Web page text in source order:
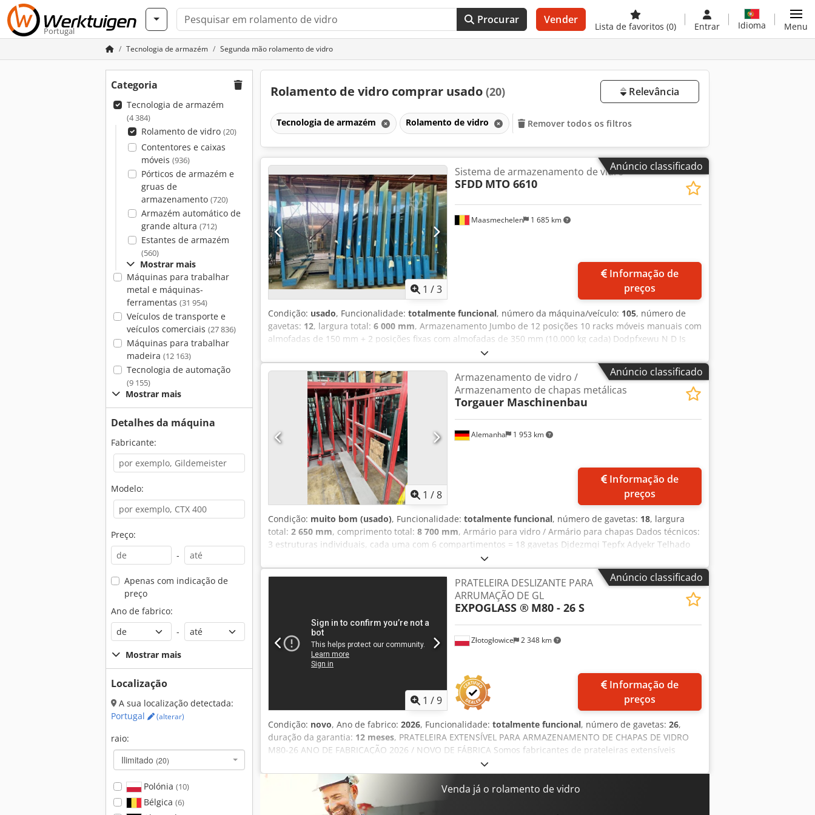
Portugal
Procurar Vender
Lista de favoritos (0) Entrar Idioma Menu
Tecnologia de armazém Segunda mão rolamento de vidro
Categoria
Tecnologia de armazém
(4 384)
Rolamento de vidro (20)
Contentores e caixas
móveis (936)
Pórticos de armazém e
gruas de
armazenamento (720)
Armazém automático de
grande altura (712)
Estantes de armazém
(560)
Mostrar mais
Máquinas para trabalhar
metal e máquinas-
ferramentas (31 954)
Veículos de transporte e
veículos comerciais (27 836)
Máquinas para trabalhar
madeira (12 163)
Tecnologia de automação
(9 155)
Mostrar mais
Detalhes da máquina
Fabricante:
Modelo:
Preço:
-
Apenas com indicação de
preço
Ano de fabrico:
-
Mostrar mais
Localização
A sua localização detectada:
Portugal
(alterar)
raio:
Ilimitado (20)
Polónia (10)
Bélgica (6)
Rolamento de vidro comprar usado (20) Relevância
Tecnologia de armazém Rolamento de vidro Remover todos os filtros
Anúncio classificado
1 /3
Maasmechelen 1 685 km
Sistema de armazenamento de vidro
SFDD MTO 6610
preços
Condição: usado, Funcionalidade: totalmente funcional, número da máquina/veículo: 105, número de
gavetas: 12, largura total: 6 000 mm, Armazenamento Jumbo de 12 posições 10 racks móveis manuais com
almofadas de 150 mm + 2 posições fixas com almofadas de 350 mm (10.000 kg cada) Dodpfxewu N D Is
Adyskr Disponível em estoque (pronto para transporte, carga completa)
Anúncio classificado
1 /8
Alemanha 1 953 km
Armazenamento de vidro /
Armazenamento de chapas metálicas
Torgauer Maschinenbau
preços
Condição: muito bom (usado), Funcionalidade: totalmente funcional, número de gavetas: 18, largura
total: 2 650 mm, comprimento total: 8 700 mm, Armário para vidro / Armário para chapas Dados técnicos:
3 estruturas individuais, cada uma com 6 compartimentos = 18 gavetas Djdezmqi Tepfx Adyekr Telhado
acessível e espaço de armazenamento adicional Gavetas: 2000 x 1800 x 300 mm, 1300 kg/gaveta
Dimensões por estrutura: 2900 x 2650 mm Fabricante: Torgauer Maschinenbau Disponibilidade:
Anúncio classificado
1 /9
Złotogłowice 2 348 km
PRATELEIRA DESLIZANTE PARA
ARRUMAÇÃO DE GL
EXPOGLASS ® M80 - 26 S
preços
Condição: novo, Ano de fabrico: 2026, Funcionalidade: totalmente funcional, número de gavetas: 26,
duração da garantia: 12 meses, PRATELEIRA EXTENSÍVEL PARA ARMAZENAMENTO DE CHAPAS DE VIDRO
M80-26 ANO DE FABRICAÇÃO 2026 / NOVO DE FÁBRICA Somos fabricantes de prateleiras extensíveis
projetadas para o armazenamento de chapas de vidro (caixas com vidro) ou outros materiais planos
(chapas metálicas, quartzito, policarbonato, placas de móveis). Nossas prateleiras são desenvolvidas e
produzidas integralmente pela nossa empresa na Polônia. Os materiais utilizados na fabricação de
nossas prateleiras possuem certificados de durabilidade adequados e passam por controle de qualidade
Venda já o rolamento de vidro